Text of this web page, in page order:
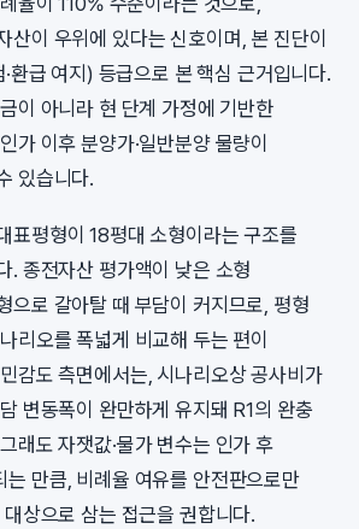
산이 우위에 있다는 신호이며, 본 진단이
환급 여지) 등급으로 본 핵심 근거입니다.
이 아니라 현 단계 가정에 기반한
가 이후 분양가·일반분양 물량이
있습니다.
표평형이 18평대 소형이라는 구조를
. 종전자산 평가액이 낮은 소형
으로 갈아탈 때 부담이 커지므로, 평형
리오를 폭넓게 비교해 두는 편이
감도 측면에서는, 시나리오상 공사비가
변동폭이 완만하게 유지돼 R1의 완충
래도 자잿값·물가 변수는 인가 후
는 만큼, 비례율 여유를 안전판으로만
상으로 삼는 접근을 권합니다.